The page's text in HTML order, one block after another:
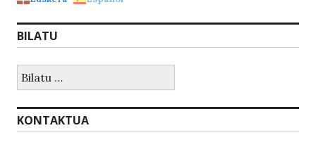
BILATU
KONTAKTUA